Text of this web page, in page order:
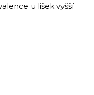
u lišek vyšší